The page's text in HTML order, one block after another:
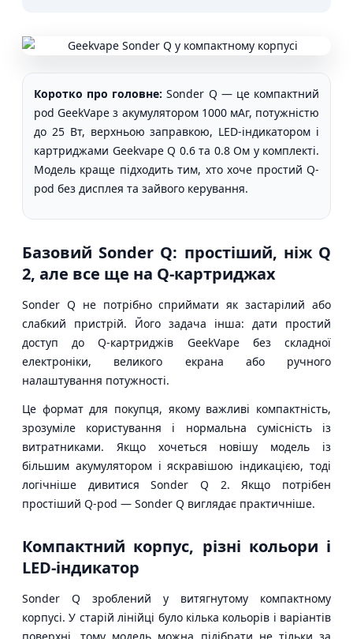
Коротко про головне: Sonder Q — це компактний
pod GeekVape з акумулятором 1000 мАг, потужністю
до 25 Вт, верхньою заправкою, LED-індикатором і
картриджами Geekvape Q 0.6 та 0.8 Ом у комплекті.
Модель краще підходить тим, хто хоче простий Q-
pod без дисплея та зайвого керування.
Базовий Sonder Q: простіший, ніж Q
2, але все ще на Q-картриджах
Sonder Q не потрібно сприймати як застарілий або
слабкий пристрій. Його задача інша: дати простий
доступ до Q-картриджів GeekVape без складної
електроніки, великого екрана або ручного
налаштування потужності.
Це формат для покупця, якому важливі компактність,
зрозуміле користування і нормальна сумісність із
витратниками. Якщо хочеться новішу модель із
більшим акумулятором і яскравішою індикацією, тоді
логічніше дивитися Sonder Q 2. Якщо потрібен
простіший Q-pod — Sonder Q виглядає практичніше.
Компактний корпус, різні кольори і
LED-індикатор
Sonder Q зроблений у витягнутому компактному
корпусі. У старій лінійці було кілька кольорів і варіантів
поверхні, тому модель можна підібрати не тільки за